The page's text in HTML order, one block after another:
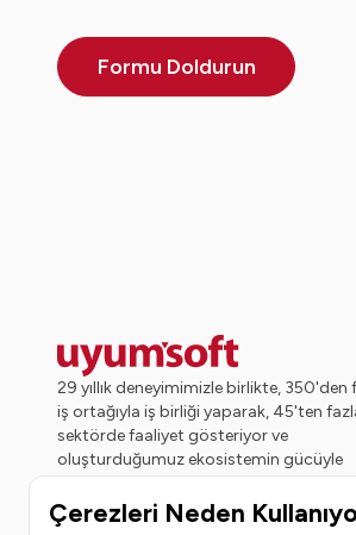
Çerezleri Neden
Formu Doldurun
29 yıllık deneyimimizle birlikte, 350'den
iş ortağıyla iş birliği yaparak, 45'ten
sektörde faaliyet gösteriyor ve
oluşturduğumuz ekosistemin gücüyle
geleceğe sağlam adımlarla ilerliyoruz.